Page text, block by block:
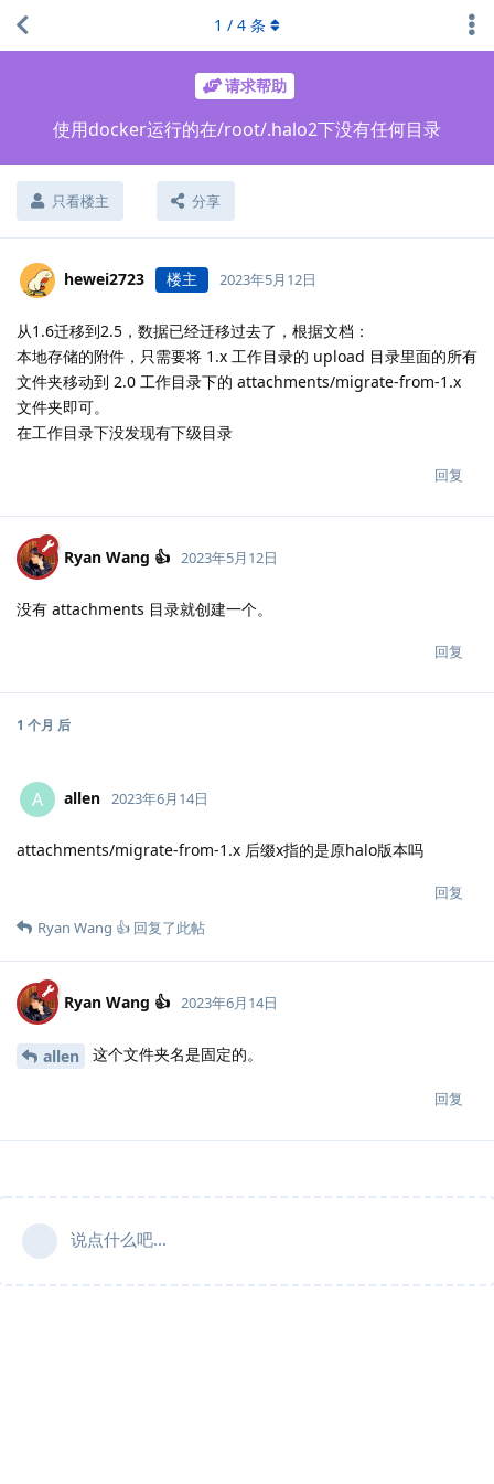
请求帮助
使用docker运行的在/root/.halo2下没有任何目录
只看楼主 分享
1 / 4 条
hewei2723 楼主 2023年5月12日
从1.6迁移到2.5，数据已经迁移过去了，根据文档：
本地存储的附件，只需要将 1.x 工作目录的 upload 目录里面的所有
文件夹移动到 2.0 工作目录下的 attachments/migrate-from-1.x
文件夹即可。
在工作目录下没发现有下级目录
回复
Ryan Wang 👍 2023年5月12日
没有 attachments 目录就创建一个。
回复
1 个月 后
A allen 2023年6月14日
attachments/migrate-from-1.x 后缀x指的是原halo版本吗
回复
Ryan Wang 👍 回复了此帖
Ryan Wang 👍 2023年6月14日
allen 这个文件夹名是固定的。
回复
说点什么吧...